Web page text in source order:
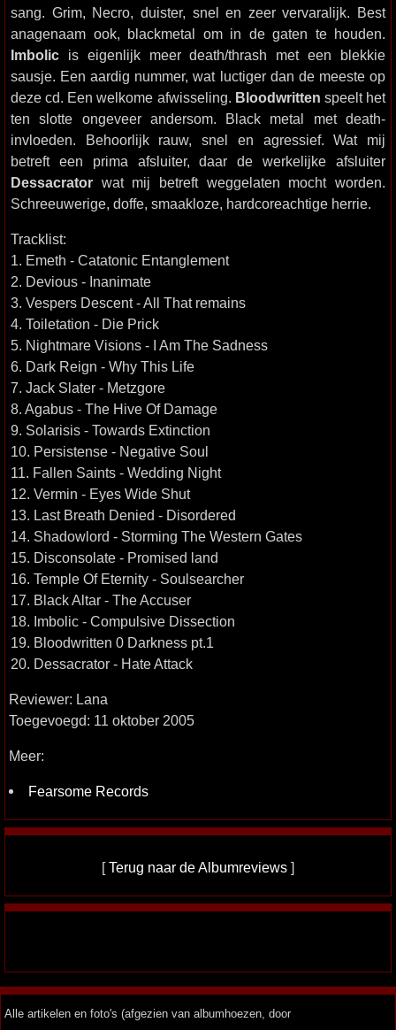
sang. Grim, Necro, duister, snel en zeer vervaralijk. Best
anagenaam ook, blackmetal om in de gaten te houden.
Imbolic is eigenlijk meer death/thrash met een blekkie
sausje. Een aardig nummer, wat luctiger dan de meeste op
deze cd. Een welkome afwisseling. Bloodwritten speelt het
ten slotte ongeveer andersom. Black metal met death-
invloeden. Behoorlijk rauw, snel en agressief. Wat mij
betreft een prima afsluiter, daar de werkelijke afsluiter
Dessacrator wat mij betreft weggelaten mocht worden.
Schreeuwerige, doffe, smaakloze, hardcoreachtige herrie.
Tracklist:
1. Emeth - Catatonic Entanglement
2. Devious - Inanimate
3. Vespers Descent - All That remains
4. Toiletation - Die Prick
5. Nightmare Visions - I Am The Sadness
6. Dark Reign - Why This Life
7. Jack Slater - Metzgore
8. Agabus - The Hive Of Damage
9. Solarisis - Towards Extinction
10. Persistense - Negative Soul
11. Fallen Saints - Wedding Night
12. Vermin - Eyes Wide Shut
13. Last Breath Denied - Disordered
14. Shadowlord - Storming The Western Gates
15. Disconsolate - Promised land
16. Temple Of Eternity - Soulsearcher
17. Black Altar - The Accuser
18. Imbolic - Compulsive Dissection
19. Bloodwritten 0 Darkness pt.1
20. Dessacrator - Hate Attack
Reviewer: Lana
Toegevoegd: 11 oktober 2005
Meer:
Fearsome Records
[Terug naar de Albumreviews ]
Alle artikelen en foto's (afgezien van albumhoezen, door